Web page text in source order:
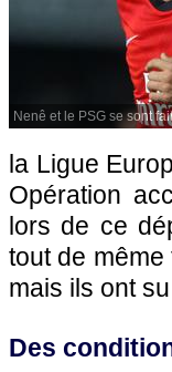
Nenê et le PSG se sont
la Ligue
Opération
lors de ce
tout de
mais ils ont
Des